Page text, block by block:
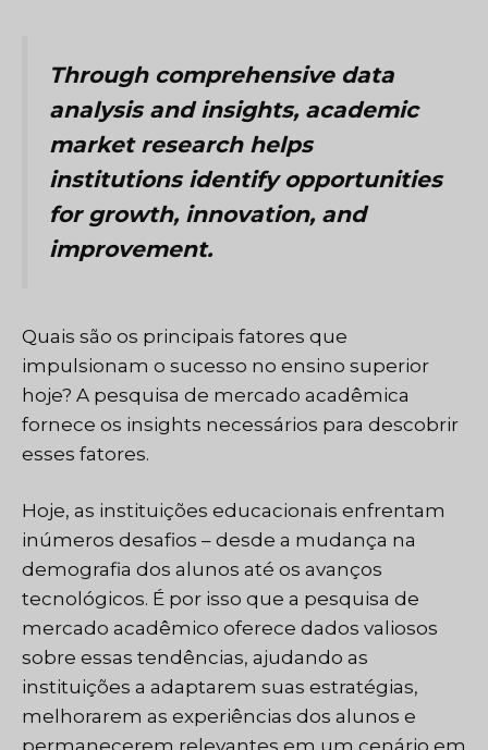
Through comprehensive data
analysis and insights, academic
market research helps
institutions identify opportunities
for growth, innovation, and
improvement.
Quais são os principais fatores que
impulsionam o sucesso no ensino superior
hoje? A pesquisa de mercado acadêmica
fornece os insights necessários para descobrir
esses fatores.
Hoje, as instituições educacionais enfrentam
inúmeros desafios – desde a mudança na
demografia dos alunos até os avanços
tecnológicos. É por isso que a pesquisa de
mercado acadêmico oferece dados valiosos
sobre essas tendências, ajudando as
instituições a adaptarem suas estratégias,
melhorarem as experiências dos alunos e